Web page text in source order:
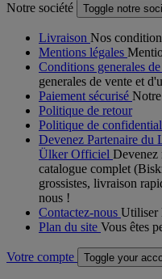
Notre société Toggle notre
Livraison Nos
Mentions légales
Conditions generales
generales de vente et
Paiement sécurisé
Politique de retour
Politique de
Devenez Partenaire du
Ülker Officiel Devenez
catalogue complet
grossistes, livraison
nous !
Contactez-nous Utiliser
Plan du site Vous êtes
Votre compte Toggle your